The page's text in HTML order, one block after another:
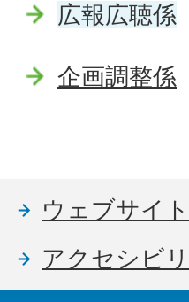
広報広聴係
企画調整係
ウェブサイ
アクセシビ